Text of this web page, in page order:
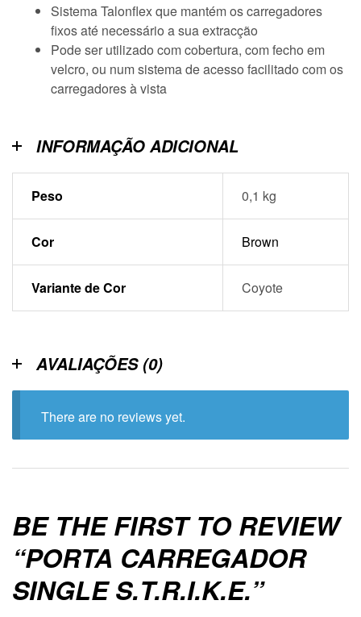
Sistema Talonflex que mantém os carregadores
fixos até necessário a sua extracção
Pode ser utilizado com cobertura, com fecho em
velcro, ou num sistema de acesso facilitado com os
carregadores à vista
INFORMAÇÃO ADICIONAL
Peso 0,1 kg
Cor Brown
Variante de Cor Coyote
AVALIAÇÕES (0)
There are no reviews yet.
BE THE FIRST TO REVIEW
“PORTA CARREGADOR
SINGLE S.T.R.I.K.E.”